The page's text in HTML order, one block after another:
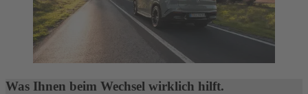
Was Ihnen beim Wechsel wirklich hilft.